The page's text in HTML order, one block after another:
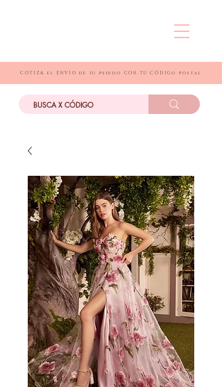
COTIZA el ENVIO de tu pedido CON TU CÓDIGo postal